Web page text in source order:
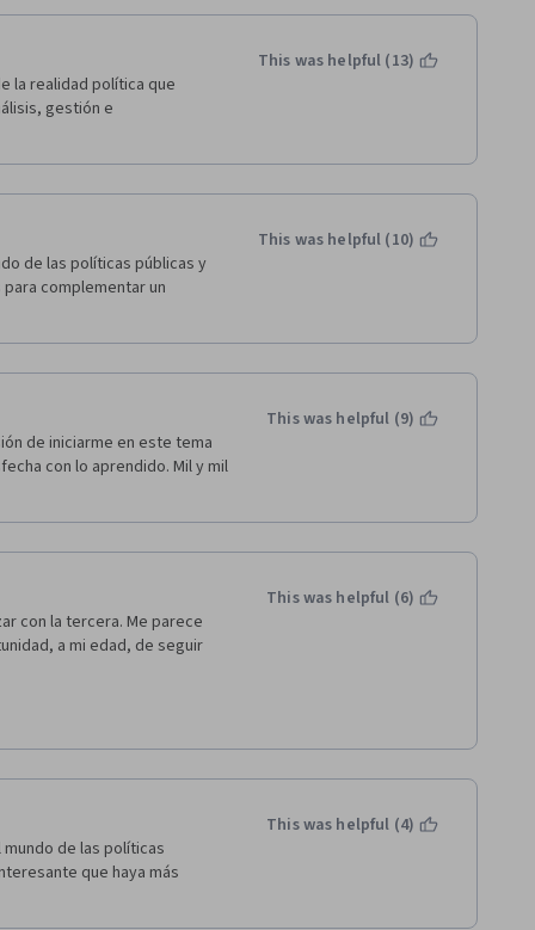
la realidad política que
gestión e
This was helpful (13)
de las políticas públicas y
complementar un
This was helpful (10)
de iniciarme en este tema
con lo aprendido. Mil y mil
This was helpful (9)
con la tercera. Me parece
a mi edad, de seguir
This was helpful (6)
de las políticas
que haya más
This was helpful (4)